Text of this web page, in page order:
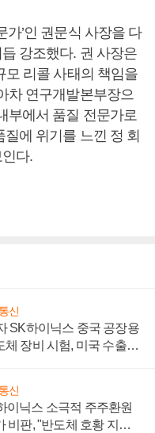
가’인 권문식 사장을 다
강조했다. 권 사장은
모 리콜 사태의 책임을
차 연구개발본부장으
부에서 품질 전문가로
에 위기를 느낀 정 회
다.
신
SK하이닉스 중국 공장용
체 장비 시험, 미국 수출통
신
이닉스 소극적 주주환원
비판, "반도체 호황 지속